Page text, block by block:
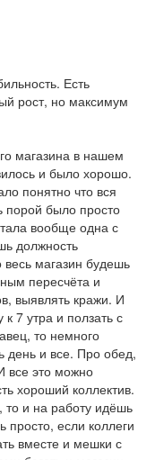
Есть
рост, но максимум
магазина в нашем
и было хорошо.
понятно что вся
порой было просто
вообще одна с
должность
весь магазин будешь
пересчёта и
выявлять кражи. И
7 утра и ползать с
то немного
день и все. Про обед,
все это можно
хороший коллектив.
то и на работу идёшь
просто, если коллеги
вместе и мешки с